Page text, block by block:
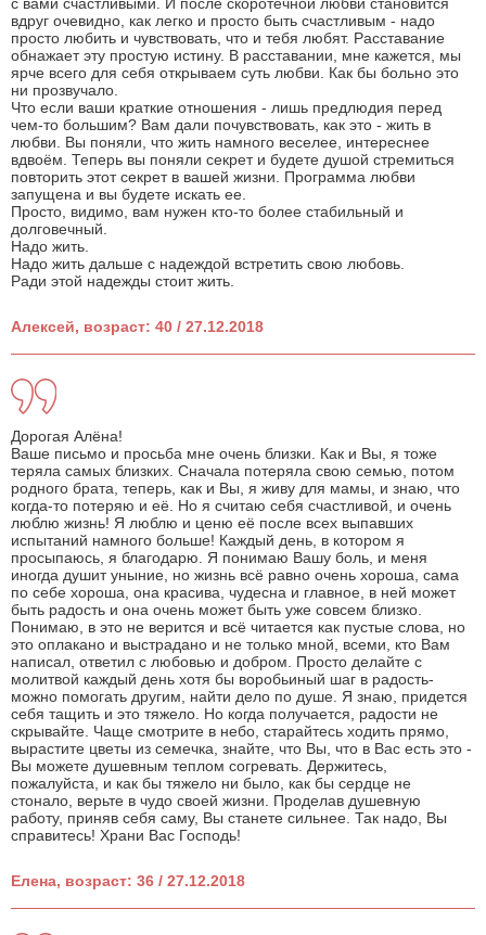
с вами счастливыми. И после скоротечной любви становится
вдруг очевидно, как легко и просто быть счастливым - надо
просто любить и чувствовать, что и тебя любят. Расставание
обнажает эту простую истину. В расставании, мне кажется, мы
ярче всего для себя открываем суть любви. Как бы больно это
ни прозвучало.
Что если ваши краткие отношения - лишь предлюдия перед
чем-то большим? Вам дали почувствовать, как это - жить в
любви. Вы поняли, что жить намного веселее, интереснее
вдвоём. Теперь вы поняли секрет и будете душой стремиться
повторить этот секрет в вашей жизни. Программа любви
запущена и вы будете искать ее.
Просто, видимо, вам нужен кто-то более стабильный и
долговечный.
Надо жить.
Надо жить дальше с надеждой встретить свою любовь.
Ради этой надежды стоит жить.
Алексей, возраст: 40 / 27.12.2018
Дорогая Алёна!
Ваше письмо и просьба мне очень близки. Как и Вы, я тоже
теряла самых близких. Сначала потеряла свою семью, потом
родного брата, теперь, как и Вы, я живу для мамы, и знаю, что
когда-то потеряю и её. Но я считаю себя счастливой, и очень
люблю жизнь! Я люблю и ценю её после всех выпавших
испытаний намного больше! Каждый день, в котором я
просыпаюсь, я благодарю. Я понимаю Вашу боль, и меня
иногда душит уныние, но жизнь всё равно очень хороша, сама
по себе хороша, она красива, чудесна и главное, в ней может
быть радость и она очень может быть уже совсем близко.
Понимаю, в это не верится и всё читается как пустые слова, но
это оплакано и выстрадано и не только мной, всеми, кто Вам
написал, ответил с любовью и добром. Просто делайте с
молитвой каждый день хотя бы воробьиный шаг в радость-
можно помогать другим, найти дело по душе. Я знаю, придется
себя тащить и это тяжело. Но когда получается, радости не
скрывайте. Чаще смотрите в небо, старайтесь ходить прямо,
вырастите цветы из семечка, знайте, что Вы, что в Вас есть это -
Вы можете душевным теплом согревать. Держитесь,
пожалуйста, и как бы тяжело ни было, как бы сердце не
стонало, верьте в чудо своей жизни. Проделав душевную
работу, приняв себя саму, Вы станете сильнее. Так надо, Вы
справитесь! Храни Вас Господь!
Елена, возраст: 36 / 27.12.2018